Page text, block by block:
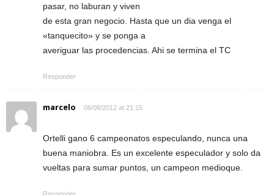
pasar, no laburan y viven
de esta gran negocio. Hasta que un dia venga el
«tanquecito» y se ponga a
averiguar las procedencias. Ahi se termina el TC
Responder
marcelo 06/08/2012 at 21:15
Ortelli gano 6 campeonatos especulando, nunca una
buena maniobra. Es un excelente especulador y solo da
vueltas para sumar puntos, un campeon medioque.